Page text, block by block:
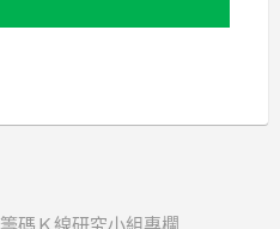
籌碼Ｋ線研究小組專欄